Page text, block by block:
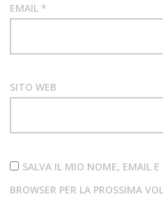
EMAIL *
SITO WEB
SALVA IL MIO NOME, EMAIL
BROWSER PER LA PROSSIMA